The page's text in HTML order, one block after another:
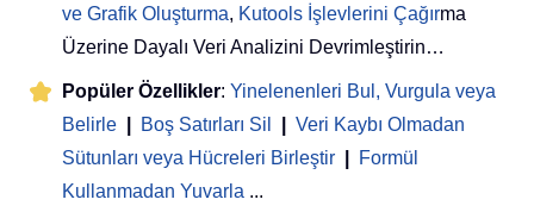
ve Grafik Oluşturma, Kutools İşlevlerini Çağırma
Üzerine Dayalı Veri Analizini Devrimleştirin…
Popüler Özellikler: Yinelenenleri Bul, Vurgula veya
Belirle
Boş Satırları Sil
Veri Kaybı Olmadan
Sütunları veya Hücreleri Birleştir
Formül
Kullanmadan Yuvarla ...